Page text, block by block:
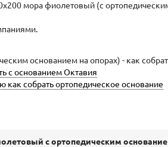
мора фиолетовый (с
основанием на опорах) - как
с основанием Октавия
как собрать ортопедическое основание
с ортопедическим